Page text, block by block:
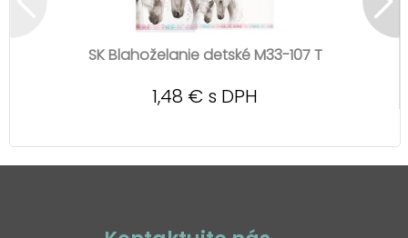
SK Blahoželanie detské M33-107 T
1,48 € s DPH